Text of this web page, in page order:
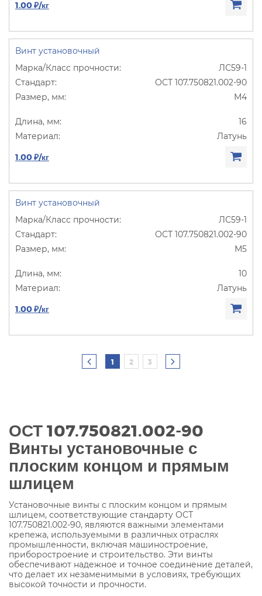
1.00 ₽/кг
Винт установочный
ЛС59-1
ОСТ 107.750821.002-90
М4
16
Латунь
1.00 ₽/кг
Винт установочный
ЛС59-1
ОСТ 107.750821.002-90
М5
10
Латунь
1.00 ₽/кг
1 2 3
ОСТ 107.750821.002-90
Винты установочные с
плоским концом и прямым
шлицем
Установочные винты с плоским концом и прямым
шлицем, соответствующие стандарту ОСТ
107.750821.002-90, являются важными элементами
крепежа, используемыми в различных отраслях
промышленности, включая машиностроение,
приборостроение и строительство. Эти винты
обеспечивают надежное и точное соединение деталей,
что делает их незаменимыми в условиях, требующих
высокой точности и прочности.